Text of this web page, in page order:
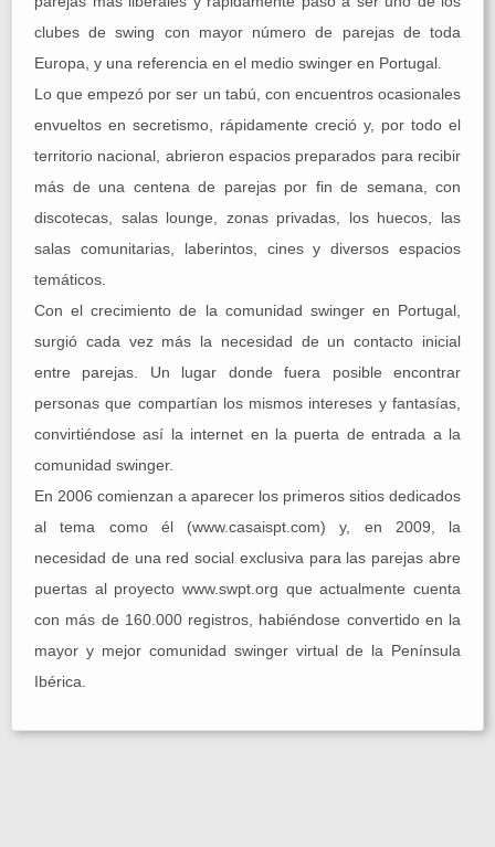
clubes de swing con mayor número de parejas de toda
Europa, y una referencia en el medio swinger en Portugal.
Lo que empezó por ser un tabú, con encuentros ocasionales
envueltos en secretismo, rápidamente creció y, por todo el
territorio nacional, abrieron espacios preparados para recibir
más de una centena de parejas por fin de semana, con
discotecas, salas lounge, zonas privadas, los huecos, las
salas comunitarias, laberintos, cines y diversos espacios
temáticos.
Con el crecimiento de la comunidad swinger en Portugal,
surgió cada vez más la necesidad de un contacto inicial
entre parejas. Un lugar donde fuera posible encontrar
personas que compartían los mismos intereses y fantasías,
convirtiéndose así la internet en la puerta de entrada a la
comunidad swinger.
En 2006 comienzan a aparecer los primeros sitios dedicados
al tema como él (www.casaispt.com) y, en 2009, la
necesidad de una red social exclusiva para las parejas abre
puertas al proyecto www.swpt.org que actualmente cuenta
con más de 160.000 registros, habiéndose convertido en la
mayor y mejor comunidad swinger virtual de la Península
Ibérica.